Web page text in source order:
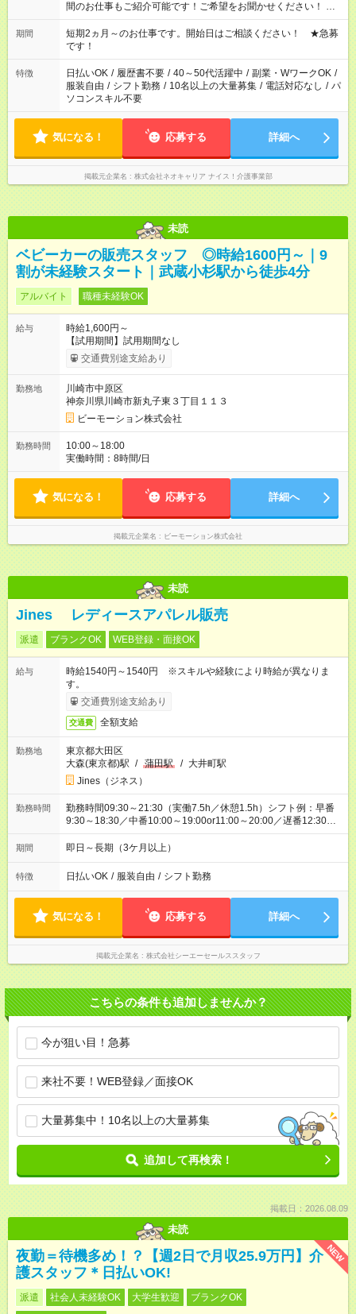
間のお仕事もご紹介可能です！ご希望をお聞かせください！ ★
家庭の都合でお休みが必要な場合も遠慮なくご相談ください。
※週最低15時間以上の勤務が必要です
期間
短期2ヵ月～のお仕事です。開始日はご相談ください！ ★急募
です！
特徴 日払いOK / 履歴書不要 / 40～50代活躍中 / 副業・WワークOK /
服装自由 / シフト勤務 / 10名以上の大量募集 / 電話対応なし / パ
ソコンスキル不要
気になる！ 応募する 詳細へ
掲載元企業名 株式会社ネオキャリア ナイス！介護事業部
未読
ベビーカーの販売スタッフ ◎時給1600円～｜9
割が未経験スタート｜武蔵小杉駅から徒歩4分
アルバイト 職種未経験OK
給与
時給1,600円～
【試用期間】試用期間なし
交通費別途支給あり
勤務地
川崎市中原区
神奈川県川崎市新丸子東３丁目１１３
ビーモーション株式会社
勤務時間
10:00～18:00
実働時間：8時間/日
気になる！ 応募する 詳細へ
掲載元企業名 ビーモーション株式会社
未読
Jines レディースアパレル販売
派遣 ブランクOK WEB登録・面接OK
給与
時給1540円～1540円 ※スキルや経験により時給が異なりま
す。
交通費別途支給あり
交通費 全額支給
勤務地
東京都大田区
大森(東京都)駅 / 蒲田駅 / 大井町駅
Jines（ジネス）
勤務時間
勤務時間09:30～21:30（実働7.5h／休憩1.5h）シフト例：早番
9:30～18:30／中番10:00～19:00or11:00～20:00／遅番12:30～
21:30
期間 即日～長期（3ケ月以上）
特徴 日払いOK / 服装自由 / シフト勤務
気になる！ 応募する 詳細へ
掲載元企業名 株式会社シーエーセールススタッフ
こちらの条件も追加しませんか？
今が狙い目！急募
来社不要！WEB登録／面接OK
大量募集中！10名以上の大量募集
追加して再検索！
掲載日：2026.08.09
未読
NEW
夜勤＝待機多め！？【週2日で月収25.9万円】介
護スタッフ＊日払いOK!
派遣 社会人未経験OK 大学生歓迎 ブランクOK